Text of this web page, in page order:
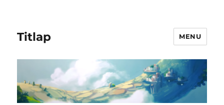
Titlap MENU